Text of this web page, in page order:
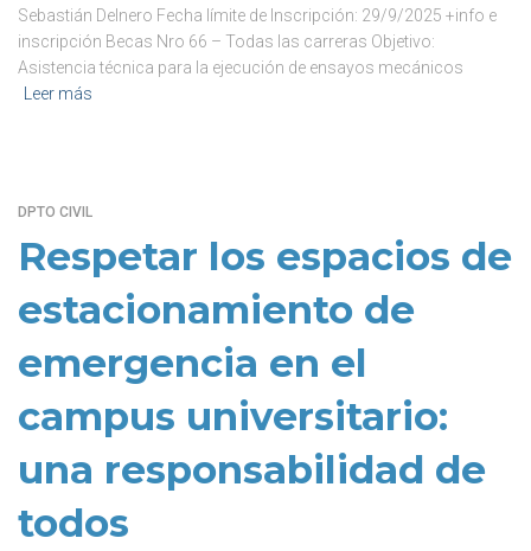
Sebastián Delnero Fecha límite de Inscripción: 29/9/2025 +info e
inscripción Becas Nro 66 – Todas las carreras Objetivo:
Asistencia técnica para la ejecución de ensayos mecánicos
Leer más
DPTO CIVIL
Respetar los espacios de
estacionamiento de
emergencia en el
campus universitario:
una responsabilidad de
todos